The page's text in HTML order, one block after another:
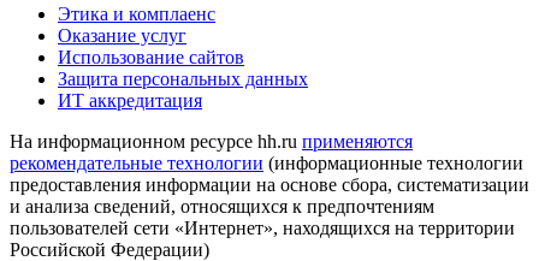
Этика и комплаенс
Оказание услуг
Использование сайтов
Защита персональных данных
ИТ аккредитация
На информационном ресурсе hh.ru применяются
рекомендательные технологии (информационные технологии
предоставления информации на основе сбора, систематизации
и анализа сведений, относящихся к предпочтениям
пользователей сети «Интернет», находящихся на территории
Российской Федерации)